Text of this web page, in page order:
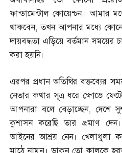
ফান্ডামেন্টাল কোয়েশ্চন। আমার
থাকবেন,তখন আপনার মধ্যে
দায়বদ্ধতা এড়িয়ে বর্তমান সময়ের
করা হয়নি।
এরপর প্রধান অতিথির বক্তব্যের
নেতার কথার সূত্র ধরে ক্ষোভে
আপনারা বলে বেড়াচ্ছেন,দেশে
কুশাসন করেছি তার প্রমাণ
আইনের আশ্রয় নেন। খেলাধুলা
মাঠে নামুন। ডাকুন তো কালকে